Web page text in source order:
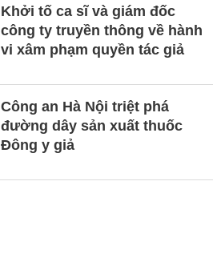
Khởi tố ca sĩ và giám đốc
công ty truyền thông về hành
vi xâm phạm quyền tác giả
Công an Hà Nội triệt phá
đường dây sản xuất thuốc
Đông y giả